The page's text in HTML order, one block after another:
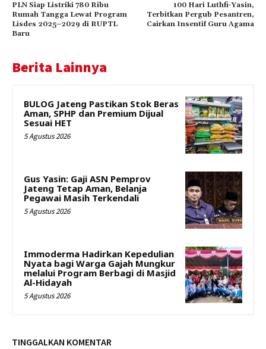
PLN Siap Listriki 780 Ribu
Rumah Tangga Lewat Program
Lisdes 2025–2029 di RUPTL
Baru
100 Hari Luthfi-Yasin,
Terbitkan Pergub Pesantren,
Cairkan Insentif Guru Agama
Berita Lainnya
BULOG Jateng Pastikan Stok Beras
Aman, SPHP dan Premium Dijual
Sesuai HET
5 Agustus 2026
Gus Yasin: Gaji ASN Pemprov
Jateng Tetap Aman, Belanja
Pegawai Masih Terkendali
5 Agustus 2026
Immoderma Hadirkan Kepedulian
Nyata bagi Warga Gajah Mungkur
melalui Program Berbagi di Masjid
Al-Hidayah
5 Agustus 2026
TINGGALKAN KOMENTAR